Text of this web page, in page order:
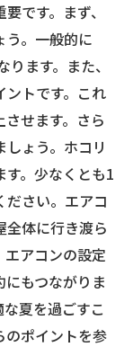
です。まず、
う。一般的に
ます。また、
ントです。これ
せます。さら
ょう。ホコリ
。少なくとも1
ださい。エアコ
全体に行き渡ら
アコンの設定
もつながりま
夏を過ごすこ
のポイントを参